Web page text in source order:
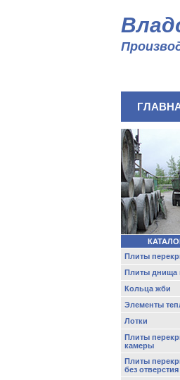
Плиты
Плиты днища
Кольца жби
Элементы
Лотки
Плиты
камеры
Плиты
без